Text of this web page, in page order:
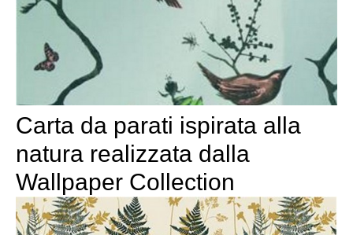
Carta da parati ispirata alla
natura realizzata dalla
Wallpaper Collection